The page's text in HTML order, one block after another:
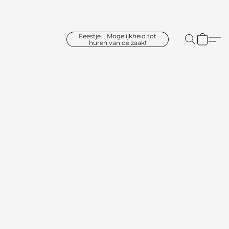
Feestje... Mogelijkheid tot
huren van de zaak!